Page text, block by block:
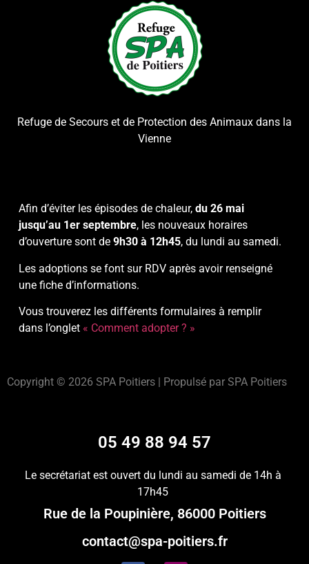
Refuge de Secours et de Protection des Animaux dans la
Vienne
Afin d’éviter les épisodes de chaleur,du 26 mai
jusqu’au 1er septembre, les nouveaux horaires
d’ouverture sont de9h30 à 12h45, du lundi au samedi.
Les adoptions se font sur RDV après avoir renseigné
une fiche d’informations.
Vous trouverez les différents formulaires à remplir
dans l’onglet « Comment adopter ? »
Copyright © 2026 SPA Poitiers | Propulsé par SPA Poitiers
05 49 88 94 57
Le secrétariat est ouvert du lundi au samedi de 14h à
17h45
Rue de la Poupinière, 86000 Poitiers
contact@spa-poitiers.fr